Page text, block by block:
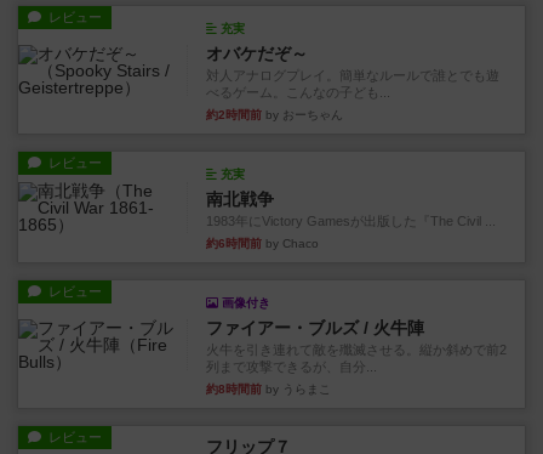
レビュー
充実
オバケだぞ～
対人アナログプレイ。簡単なルールで誰とでも遊
べるゲーム。こんなの子ども...
約2時間前 by おーちゃん
レビュー
充実
南北戦争
1983年にVictory Gamesが出版した『The Civil ...
約6時間前 by Chaco
レビュー
画像付き
ファイアー・ブルズ / 火牛陣
火牛を引き連れて敵を殲滅させる。縦か斜めで前2
列まで攻撃できるが、自分...
約8時間前 by うらまこ
レビュー フリップ７